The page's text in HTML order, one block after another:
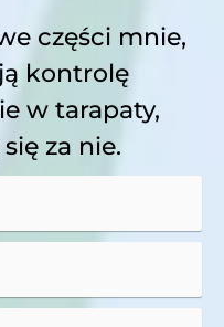
części mnie,
kontrolę
w tarapaty,
za nie.